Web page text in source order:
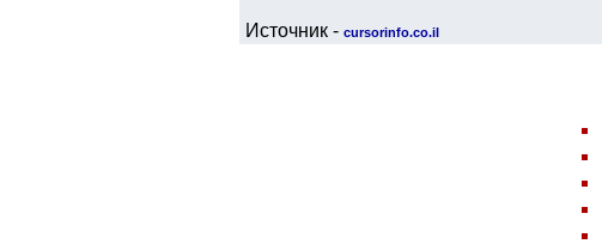
Источник - cursorinfo.co.il